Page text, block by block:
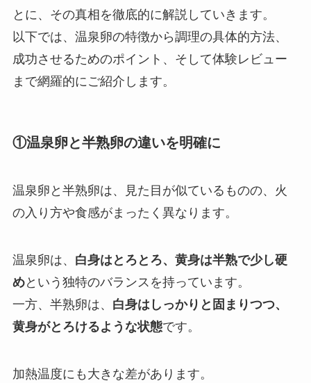
とに、その真相を徹底的に解説していきます。
以下では、温泉卵の特徴から調理の具体的方法、
成功させるためのポイント、そして体験レビュー
まで網羅的にご紹介します。
①温泉卵と半熟卵の違いを明確に
温泉卵と半熟卵は、見た目が似ているものの、火
の入り方や食感がまったく異なります。
温泉卵は、 白身はとろとろ、黄身は半熟で少し硬
めという独特のバランスを持っています。
一方、半熟卵は、 白身はしっかりと固まりつつ、
黄身がとろけるような状態です。
加熱温度にも大きな差があります。